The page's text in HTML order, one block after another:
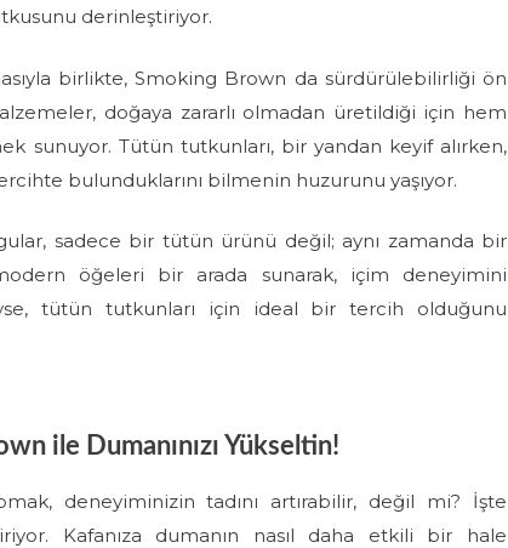
derinleştiriyor.
birlikte, Smoking Brown da sürdürülebilirliği ön
doğaya zararlı olmadan üretildiği için hem
sunuyor. Tütün tutkunları, bir yandan keyif alırken,
bulunduklarını bilmenin huzurunu yaşıyor.
sadece bir tütün ürünü değil; aynı zamanda bir
öğeleri bir arada sunarak, içim deneyimini
tütün tutkunları için ideal bir tercih olduğunu
ile Dumanınızı Yükseltin!
deneyiminizin tadını artırabilir, değil mi? İşte
Kafanıza dumanın nasıl daha etkili bir hale